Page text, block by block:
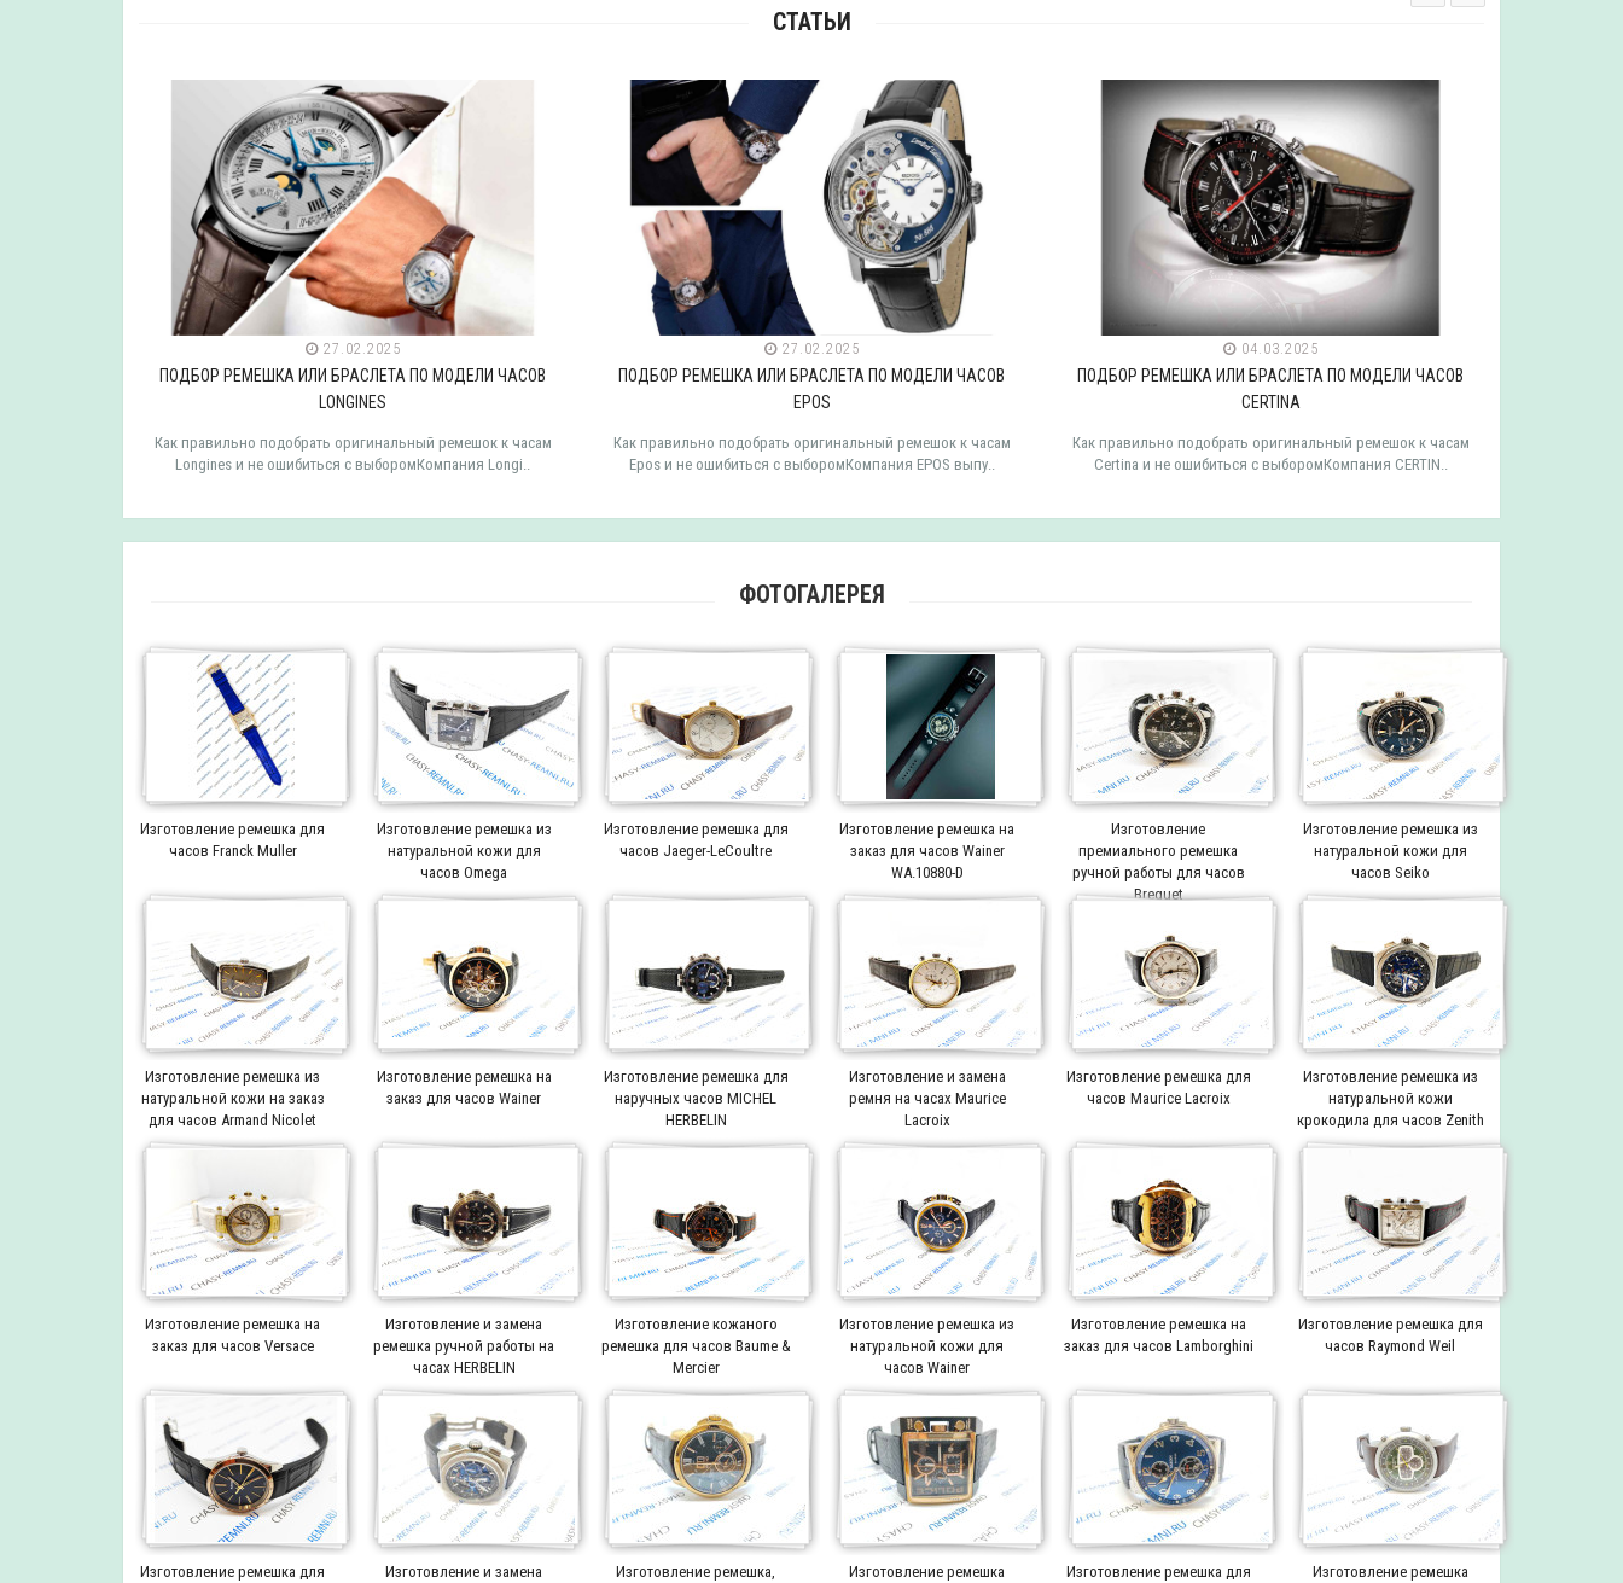
СТАТЬИ
27.02.2025
ПОДБОР РЕМЕШКА ИЛИ БРАСЛЕТА ПО МОДЕЛИ ЧАСОВ
LONGINES
Как правильно подобрать оригинальный ремешок к часам
Longines и не ошибиться с выборомКомпания Longi..
27.02.2025
ПОДБОР РЕМЕШКА ИЛИ БРАСЛЕТА ПО МОДЕЛИ ЧАСОВ
EPOS
Как правильно подобрать оригинальный ремешок к часам
Epos и не ошибиться с выборомКомпания EPOS выпу..
04.03.2025
ПОДБОР РЕМЕШКА ИЛИ БРАСЛЕТА ПО МОДЕЛИ ЧАСОВ
CERTINA
Как правильно подобрать оригинальный ремешок к часам
Certina и не ошибиться с выборомКомпания CERTIN..
ФОТОГАЛЕРЕЯ
Изготовление ремешка для
часов Franck Muller
Изготовление ремешка из
натуральной кожи для
часов Omega
Изготовление ремешка для
часов Jaeger-LeCoultre
Изготовление ремешка на
заказ для часов Wainer
WA.10880-D
Изготовление
премиального ремешка
ручной работы для часов
Breguet
Изготовление ремешка из
натуральной кожи для
часов Seiko
Изготовление ремешка из
натуральной кожи на заказ
для часов Armand Nicolet
Изготовление ремешка на
заказ для часов Wainer
Изготовление ремешка для
наручных часов MICHEL
HERBELIN
Изготовление и замена
ремня на часах Maurice
Lacroix
Изготовление ремешка для
часов Maurice Lacroix
Изготовление ремешка из
натуральной кожи
крокодила для часов Zenith
Изготовление ремешка на
заказ для часов Versace
Изготовление и замена
ремешка ручной работы на
часах HERBELIN
Изготовление кожаного
ремешка для часов Baume &
Mercier
Изготовление ремешка из
натуральной кожи для
часов Wainer
Изготовление ремешка на
заказ для часов Lamborghini
Изготовление ремешка для
часов Raymond Weil
Изготовление ремешка для Изготовление и замена Изготовление ремешка, Изготовление ремешка Изготовление ремешка для Изготовление ремешка